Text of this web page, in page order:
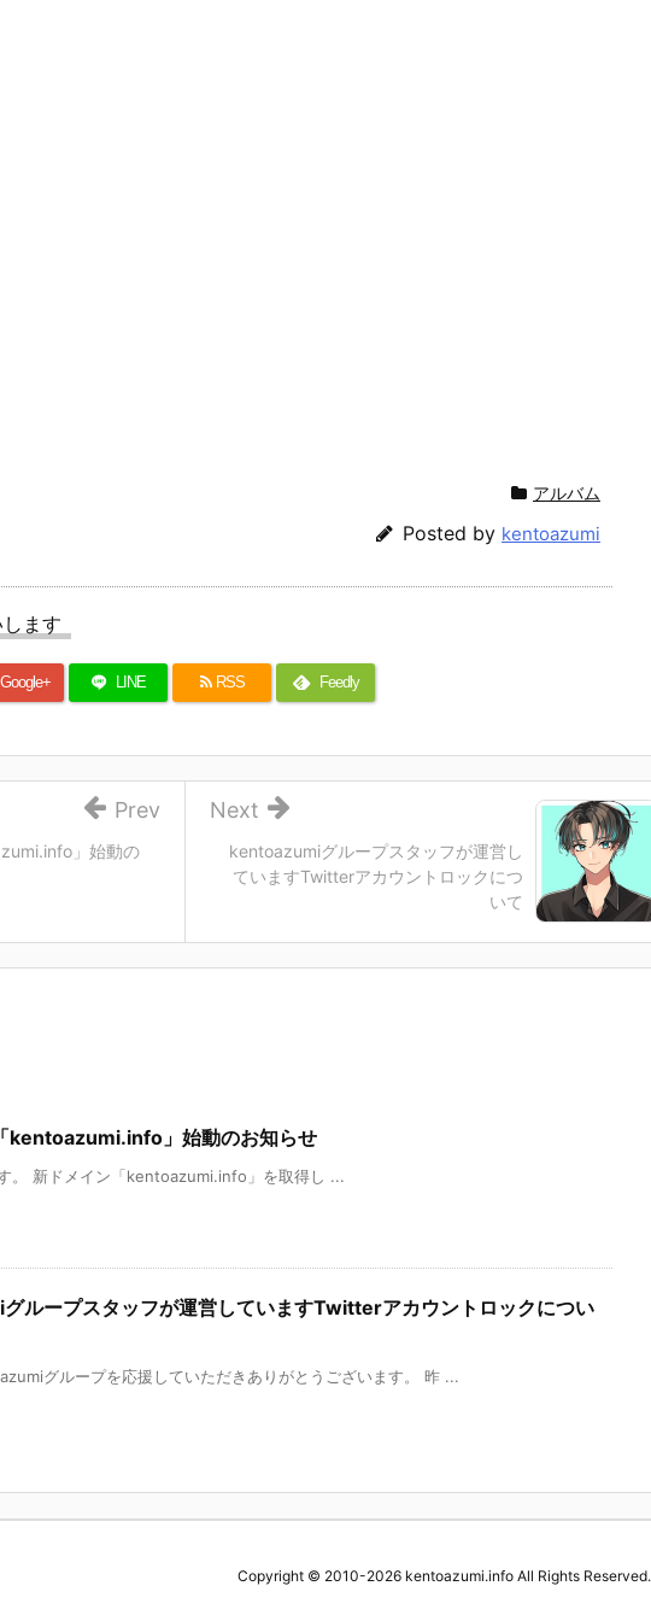
アルバム
Posted by kentoazumi
ます
Google+ LINE RSS Feedly
kentoazumiグループスタッフが運営し
ていますTwitterアカウントロックにつ
いて
Next
」始動の
Prev
kentoazumi.info」始動のお知らせ
。 新ドメイン「kentoazumi.info」を取得し ...
ループスタッフが運営していますTwitterアカウントロックについ
グループを応援していただきありがとうございます。 昨 ...
Copyright © 2010-2026 kentoazumi.infoAll Rights Reserved.